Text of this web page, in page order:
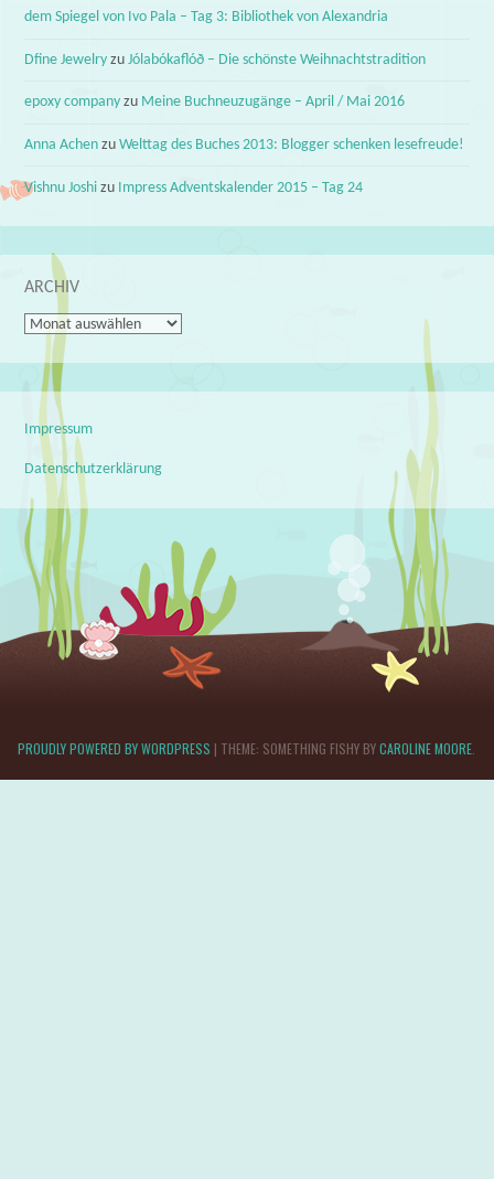
dem Spiegel von Ivo Pala – Tag 3: Bibliothek von Alexandria
Dfine Jewelry zuJólabókaflóð – Die schönste Weihnachtstradition
epoxy company zu Meine Buchneuzugänge – April / Mai 2016
Anna Achen zuWelttag des Buches 2013: Blogger schenken lesefreude!
Vishnu Joshi zu Impress Adventskalender 2015 – Tag 24
ARCHIV
Archiv
Impressum
Datenschutzerklärung
PROUDLY POWERED BY WORDPRESS | THEME: SOMETHING FISHY BYCAROLINE MOORE